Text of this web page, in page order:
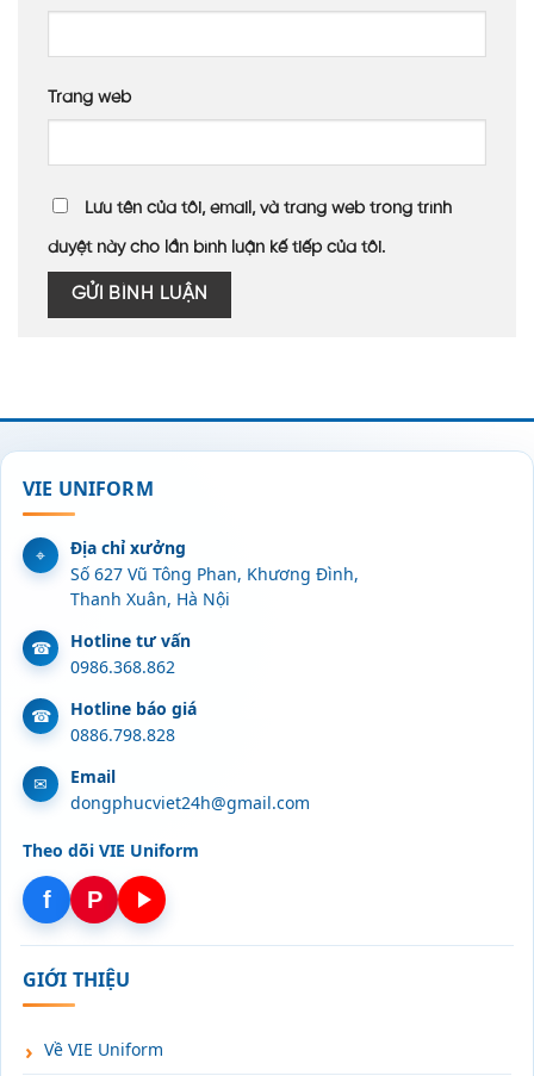
Trang web
Lưu tên của tôi, email, và trang web trong trình
duyệt này cho lần bình luận kế tiếp của tôi.
VIE UNIFORM
Địa chỉ xưởng
Số 627 Vũ Tông Phan, Khương Đình,
Thanh Xuân, Hà Nội
Hotline tư vấn
0986.368.862
Hotline báo giá
0886.798.828
Email
dongphucviet24h@gmail.com
Theo dõi VIE Uniform
f P
GIỚI THIỆU
Về VIE Uniform